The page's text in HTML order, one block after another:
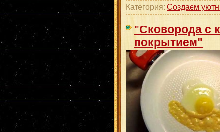
Категория: Создаем
"Сковорода с
покрытием"